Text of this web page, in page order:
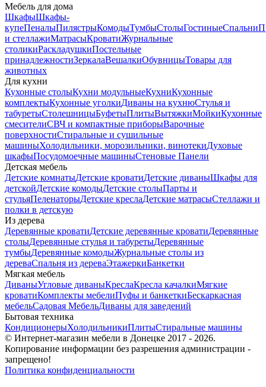
Мебель для дома
ШкафыШкафы-
купеПеналыПилястрыКомодыТумбыСтолыГостиныеСпальни
и стеллажиМатрасыКроватиЖурнальные
столикиРаскладушкиПостельные
принадлежностиЗеркалаВешалкиОбувницыТовары для
животных
Для кухни
Кухонные столыКухни модульныеКухниКухонные
комплектыКухонные уголкиДиваны на кухнюСтулья и
табуретыСтолешницыБуфетыПлитыВытяжкиМойкиКухонные
смесителиСВЧ и компактные приборыВарочные
поверхностиСтиральные и сушильные
машиныХолодильники, морозильники, винотекиДуховые
шкафыПосудомоечные машиныСтеновые Панели
Детская мебель
Детские комнатыДетские кроватиДетские диваныШкафы для
детскойДетские комодыДетские столыПарты и
стульяПеленаторыДетские креслаДетские матрасыСтеллажи и
полки в детскую
Из дерева
Деревянные кроватиДетские деревянные кроватиДеревянные
столыДеревянные стулья и табуретыДеревянные
тумбыДеревянные комодыЖурнальные столы из
дереваСпальня из дереваЭтажеркиБанкетки
Мягкая мебель
ДиваныУгловые диваныКреслаКресла качалкиМягкие
кроватиКомплекты мебелиПуфы и банкеткиБескаркасная
мебельСадовая МебельДиваны для заведений
Бытовая техника
КондиционерыХолодильникиПлитыСтиральные машины
© Интернет-магазин мебели в Донецке 2017 - 2026.
Копирование информации без разрешения администрации -
запрещено!
Политика конфиденциальности